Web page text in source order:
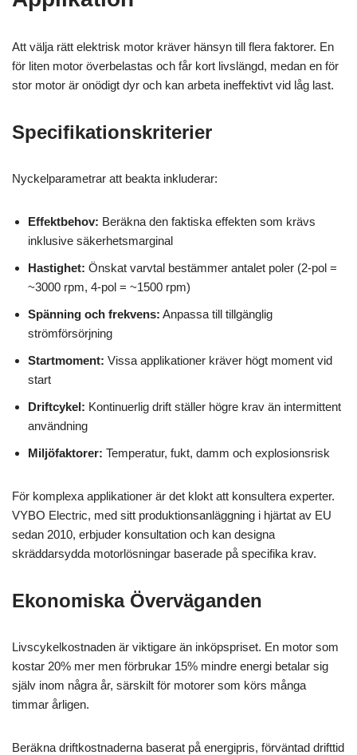
Att välja rätt elektrisk motor kräver hänsyn till flera faktorer. En
för liten motor överbelastas och får kort livslängd, medan en för
stor motor är onödigt dyr och kan arbeta ineffektivt vid låg last.
Specifikationskriterier
Nyckelparametrar att beakta inkluderar:
Effektbehov: Beräkna den faktiska effekten som krävs
inklusive säkerhetsmarginal
Hastighet: Önskat varvtal bestämmer antalet poler (2-pol =
~3000 rpm, 4-pol = ~1500 rpm)
Spänning och frekvens: Anpassa till tillgänglig
strömförsörjning
Startmoment: Vissa applikationer kräver högt moment vid
start
Driftcykel: Kontinuerlig drift ställer högre krav än intermittent
användning
Miljöfaktorer: Temperatur, fukt, damm och explosionsrisk
För komplexa applikationer är det klokt att konsultera experter.
VYBO Electric, med sitt produktionsanläggning i hjärtat av EU
sedan 2010, erbjuder konsultation och kan designa
skräddarsydda motorlösningar baserade på specifika krav.
Ekonomiska Överväganden
Livscykelkostnaden är viktigare än inköpspriset. En motor som
kostar 20% mer men förbrukar 15% mindre energi betalar sig
själv inom några år, särskilt för motorer som körs många
timmar årligen.
Beräkna driftkostnaderna baserat på energipris, förväntad drifttid